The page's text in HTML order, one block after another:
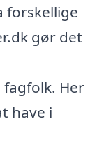
forskellige
gør det
Her
have i